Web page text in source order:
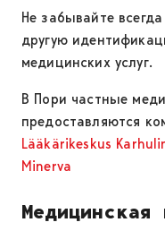
Не забывайте
другую
медицинских услуг.
В Пори частные
предоставляются
Lääkärikeskus
Minerva
Медицинская